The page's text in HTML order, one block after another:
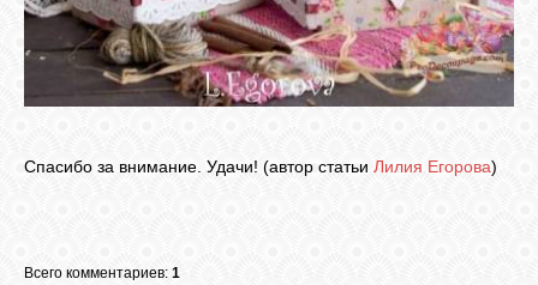
Спасибо за внимание. Удачи! (автор статьи Лилия Егорова)
Всего комментариев: 1